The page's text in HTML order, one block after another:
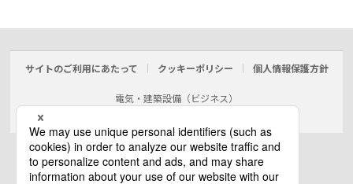
サイトのご利用にあたって クッキーポリシー 個人情報保護方針
電気・建築設備（ビジネス）